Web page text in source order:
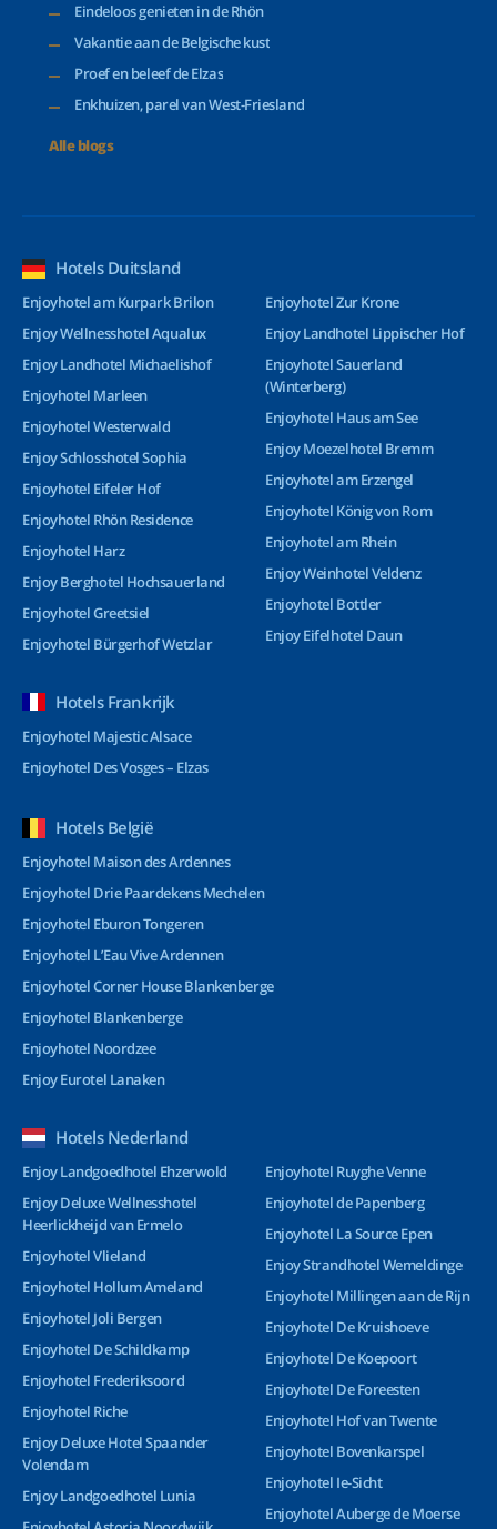
Eindeloos genieten in de Rhön
Vakantie aan de Belgische kust
Proef en beleef de Elzas
Enkhuizen, parel van West-Friesland
Alle blogs
Hotels Duitsland
Enjoyhotel am Kurpark Brilon
Enjoy Wellnesshotel Aqualux
Enjoy Landhotel Michaelishof
Enjoyhotel Marleen
Enjoyhotel Westerwald
Enjoy Schlosshotel Sophia
Enjoyhotel Eifeler Hof
Enjoyhotel Rhön Residence
Enjoyhotel Harz
Enjoy Berghotel Hochsauerland
Enjoyhotel Greetsiel
Enjoyhotel Bürgerhof Wetzlar
Enjoyhotel Zur Krone
Enjoy Landhotel Lippischer Hof
Enjoyhotel Sauerland
(Winterberg)
Enjoyhotel Haus am See
Enjoy Moezelhotel Bremm
Enjoyhotel am Erzengel
Enjoyhotel König von Rom
Enjoyhotel am Rhein
Enjoy Weinhotel Veldenz
Enjoyhotel Bottler
Enjoy Eifelhotel Daun
Hotels Frankrijk
Enjoyhotel Majestic Alsace
Enjoyhotel Des Vosges – Elzas
Hotels België
Enjoyhotel Maison des Ardennes
Enjoyhotel Drie Paardekens Mechelen
Enjoyhotel Eburon Tongeren
Enjoyhotel L’Eau Vive Ardennen
Enjoyhotel Corner House Blankenberge
Enjoyhotel Blankenberge
Enjoyhotel Noordzee
Enjoy Eurotel Lanaken
Hotels Nederland
Enjoy Landgoedhotel Ehzerwold
Enjoy Deluxe Wellnesshotel
Heerlickheijd van Ermelo
Enjoyhotel Vlieland
Enjoyhotel Hollum Ameland
Enjoyhotel Joli Bergen
Enjoyhotel De Schildkamp
Enjoyhotel Frederiksoord
Enjoyhotel Riche
Enjoy Deluxe Hotel Spaander
Volendam
Enjoy Landgoedhotel Lunia
Enjoyhotel Ruyghe Venne
Enjoyhotel de Papenberg
Enjoyhotel La Source Epen
Enjoy Strandhotel Wemeldinge
Enjoyhotel Millingen aan de Rijn
Enjoyhotel De Kruishoeve
Enjoyhotel De Koepoort
Enjoyhotel De Foreesten
Enjoyhotel Hof van Twente
Enjoyhotel Bovenkarspel
Enjoyhotel Ie-Sicht
Enjoyhotel Auberge de Moerse